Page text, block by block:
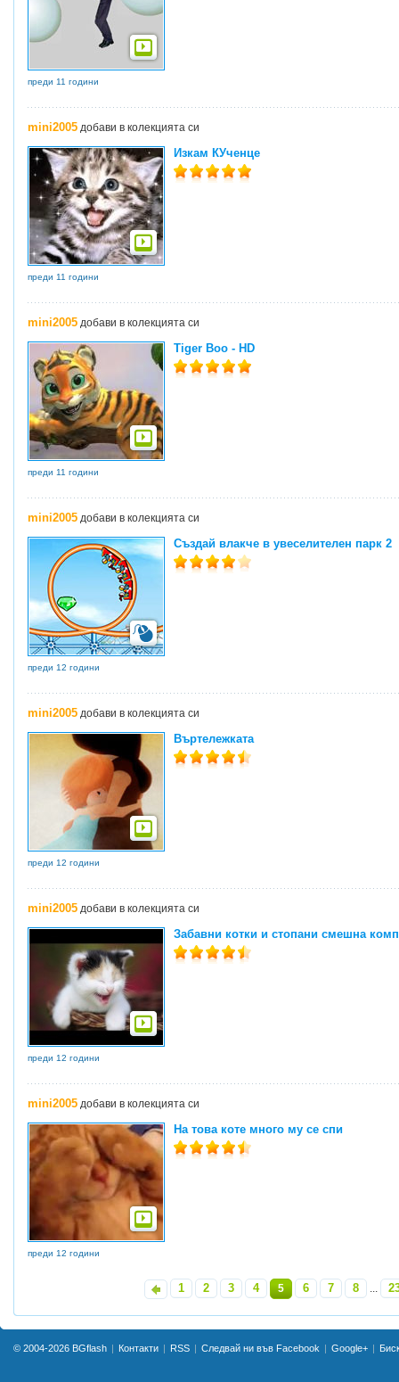
преди 11 години
mini2005 добави в колекцията си
Изкам КУченце
преди 11 години
mini2005 добави в колекцията си
Tiger Boo - HD
преди 11 години
mini2005 добави в колекцията си
Създай влакче в увеселителен парк 2
преди 12 години
mini2005 добави в колекцията си
Въртележката
преди 12 години
mini2005 добави в колекцията си
Забавни котки и стопани смешна
преди 12 години
mini2005 добави в колекцията си
На това коте много му се спи
преди 12 години
1 2 3 4 5 6 7 8 ...
© 2004-2026 BGflash Контакти RSS Следвай ни във Facebook Google+